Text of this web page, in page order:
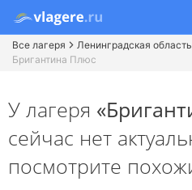
Все лагеря Ленинградская область
Бригантина Плюс
У лагеря
сейчас нет
посмотрите